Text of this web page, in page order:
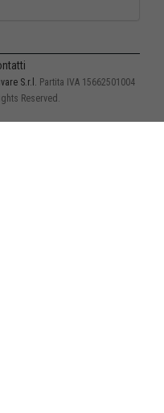
S.r.l. Partita IVA 15662501004
Reserved.